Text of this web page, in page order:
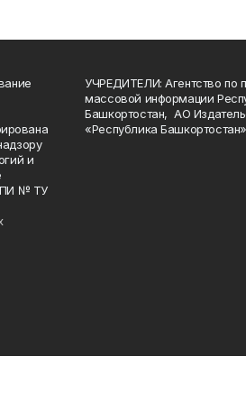
и
ПИ № ТУ
УЧРЕДИТЕЛИ: Агентство по
массовой информации
Башкортостан, АО
«Республика